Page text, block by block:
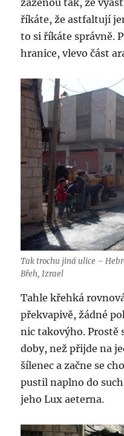
zaženou tak, že
říkáte, že astfaltují
to si říkáte správně.
hranice, vlevo část
Tak trochu jiná ulice –
Břeh, Izrael
Tahle křehká
překvapivě, žádné
nic takovýho. Prostě
doby, než přijde na
šílenec a začne se
pustil naplno do
jeho Lux aeterna.